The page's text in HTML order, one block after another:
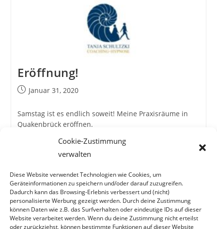
Cookie-Zustimmung
verwalten
Diese Website verwendet Technologien wie Cookies, um
Geräteinformationen zu speichern und/oder darauf zuzugreifen.
Dadurch kann das Browsing-Erlebnis verbessert und (nicht)
personalisierte Werbung gezeigt werden. Durch deine Zustimmung
können Daten wie z.B. das Surfverhalten oder eindeutige IDs auf dieser
Website verarbeitet werden. Wenn du deine Zustimmung nicht erteilst
oder zurückziehst, können bestimmte Funktionen auf dieser Website
Eröffnung!
BeitragJanuar 31, 2020
Samstag ist es endlich soweit! Meine Praxisräume in
Quakenbrück eröffnen.
Eröffnung!
Zur vorherigen Seite
1 2